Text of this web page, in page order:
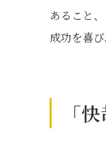
あること
成功を喜
「